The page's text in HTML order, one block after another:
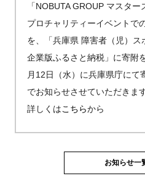
「NOBUTA GROUP マスタ
プロチャリティーイベントで
を、「兵庫県 障害者（児）ス
企業版ふるさと納税」に寄附
月12日（水）に兵庫県庁にて
でお知らせさせていただきます
詳しくはこちらから
お知らせ一